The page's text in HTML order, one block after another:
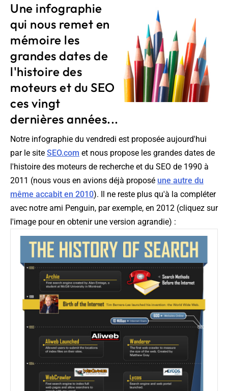
Une infographie
qui nous remet en
mémoire les
grandes dates de
l'histoire des
moteurs et du SEO
ces vingt
dernières années...
Notre infographie du vendredi est proposée aujourd'hui
par le site SEO.com et nous propose les grandes dates de
l'histoire des moteurs de recherche et du SEO de 1990 à
2011 (nous vous en avions déjà proposé une autre du
même accabit en 2010). Il ne reste plus qu'à la compléter
avec notre ami Penguin, par exemple, en 2012 (cliquez sur
l'image pour en obtenir une version agrandie) :